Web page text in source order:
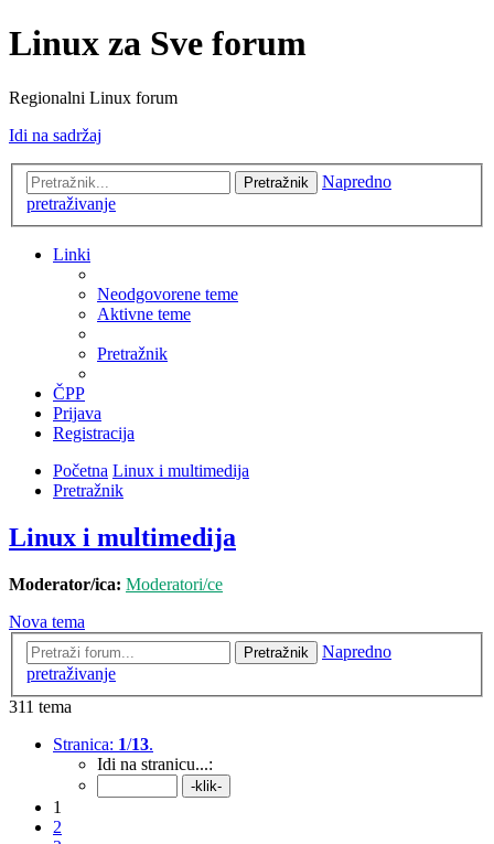
Linux za Sve forum
Regionalni Linux forum
Idi na sadržaj
Pretražnik
Napredno
pretraživanje
Linki
Neodgovorene teme
Aktivne teme
Pretražnik
ČPP
Prijava
Registracija
Početna Linux i multimedija
Pretražnik
Linux i multimedija
Moderator/ica: Moderatori/ce
Nova tema
Pretražnik
Napredno
pretraživanje
311 tema
Stranica: 1/13.
Idi na stranicu...:
1
2